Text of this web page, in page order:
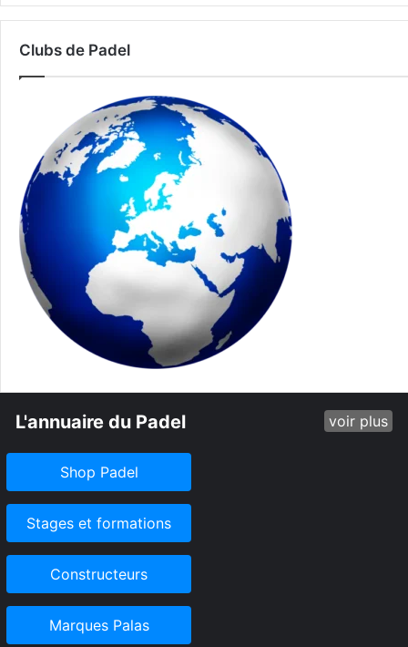
Clubs de Padel
L'annuaire du Padel voir plus
Shop Padel
Stages et formations
Constructeurs
Marques Palas